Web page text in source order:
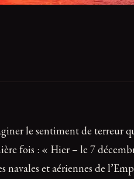
le sentiment de terreur
fois : « Hier – le 7
et aériennes de